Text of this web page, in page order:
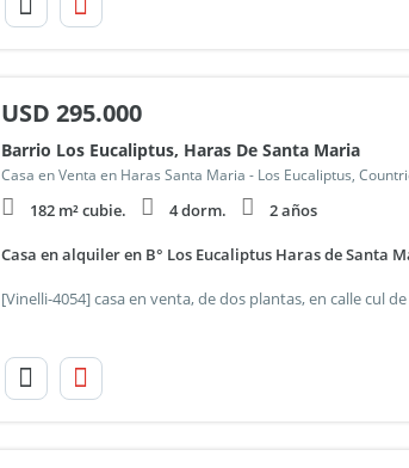
USD 295.000
Barrio Los Eucaliptus, Haras De Santa Maria
Casa en Venta en Haras Santa Maria - Los Eucaliptus,
182 m² cubie. 4 dorm. 2 años
Casa en alquiler en B° Los Eucaliptus Haras de Santa